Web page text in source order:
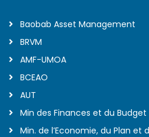
Baobab Asset Management
BRVM
AMF-UMOA
BCEAO
AUT
Min des Finances et du Budget
Min. de l’Economie, du Plan et